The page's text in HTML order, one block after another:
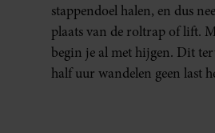
stappendoel halen, en dus
plaats van de roltrap of lift.
begin je al met hijgen. Dit
half uur wandelen geen last